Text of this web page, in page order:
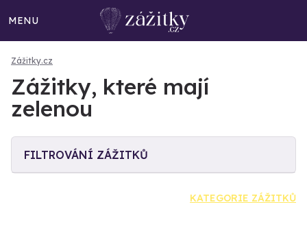
MENU
Zážitky.cz
Zážitky, které mají
zelenou
FILTROVÁNÍ ZÁŽITKŮ
KATEGORIE ZÁŽITKŮ